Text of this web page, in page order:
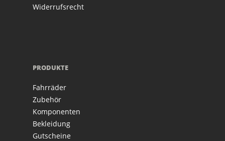
Widerrufsrecht
PRODUKTE
Fahrräder
Zubehör
Komponenten
Bekleidung
Gutscheine